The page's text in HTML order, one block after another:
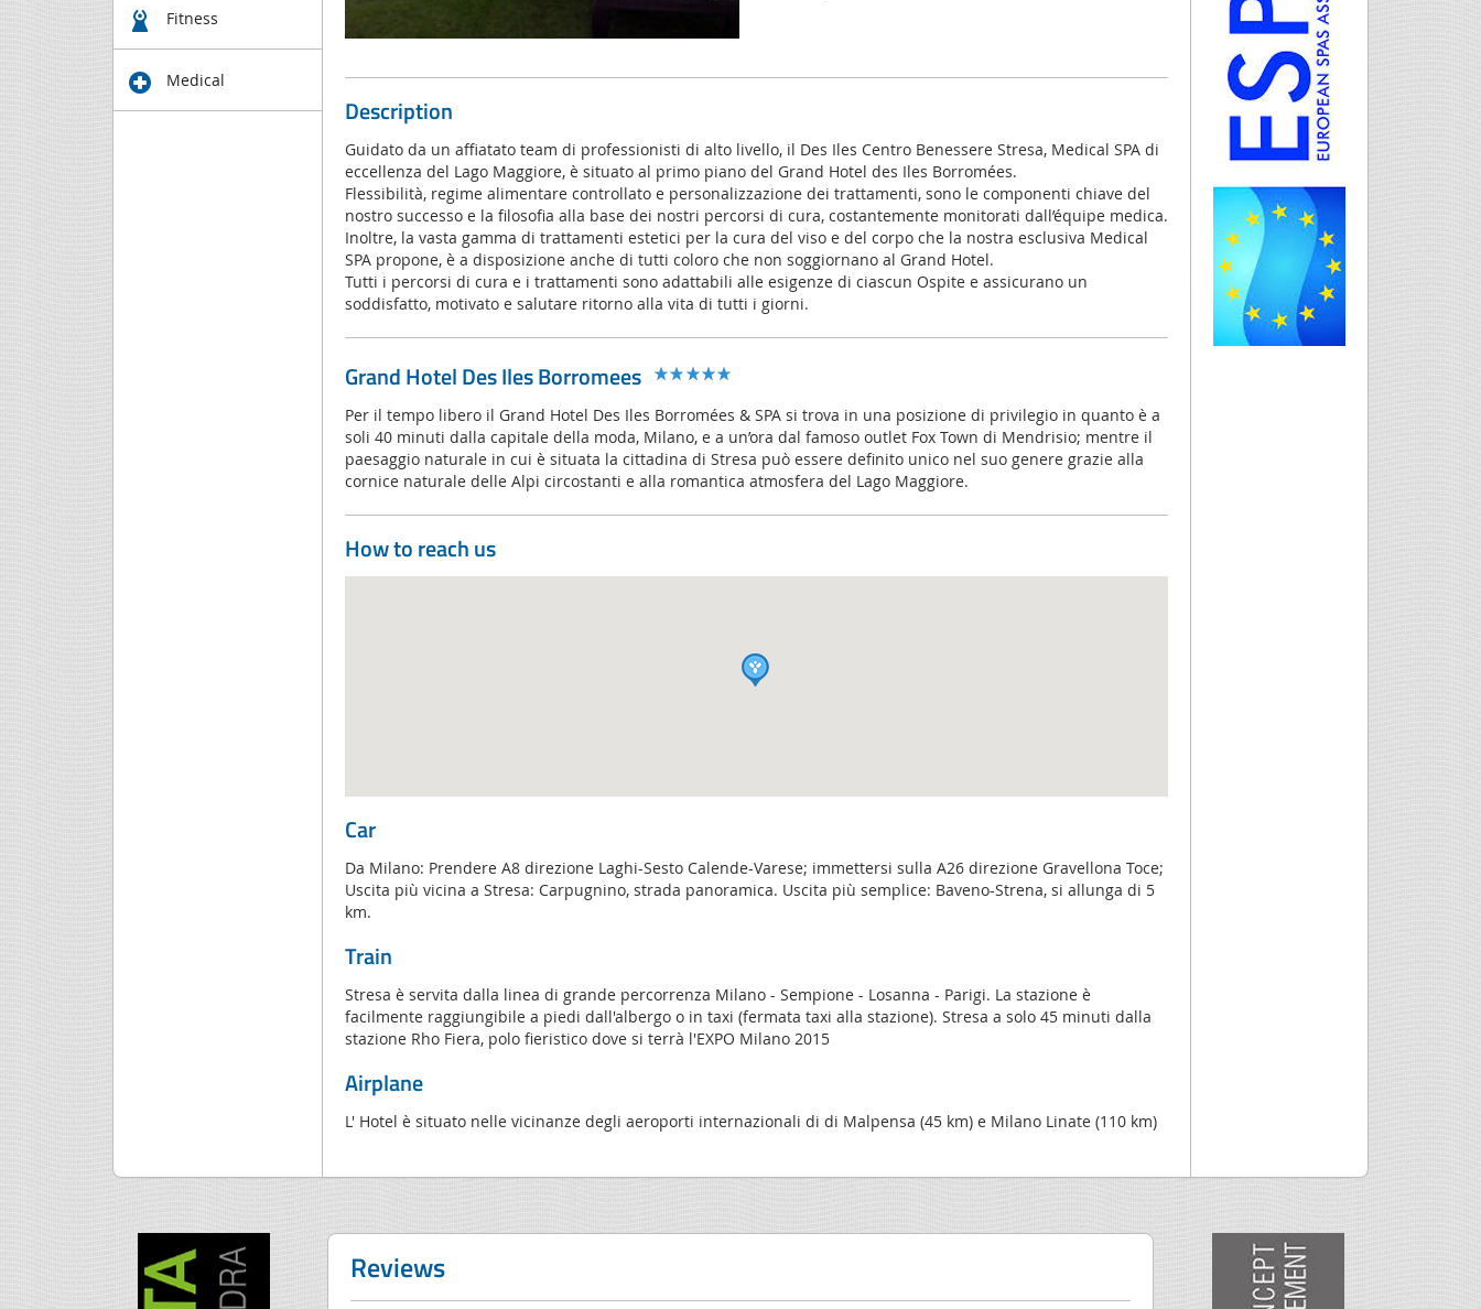
Fitness
Medical
Description
Guidato da un affiatato team di professionisti di alto livello, il Des Iles Centro Benessere Stresa, Medical SPA di
eccellenza del Lago Maggiore, è situato al primo piano del Grand Hotel des Iles Borromées.
Flessibilità, regime alimentare controllato e personalizzazione dei trattamenti, sono le componenti chiave del
nostro successo e la filosofia alla base dei nostri percorsi di cura, costantemente monitorati dall’équipe medica.
Inoltre, la vasta gamma di trattamenti estetici per la cura del viso e del corpo che la nostra esclusiva Medical
SPA propone, è a disposizione anche di tutti coloro che non soggiornano al Grand Hotel.
Tutti i percorsi di cura e i trattamenti sono adattabili alle esigenze di ciascun Ospite e assicurano un
soddisfatto, motivato e salutare ritorno alla vita di tutti i giorni.
Grand Hotel Des Iles Borromees
Per il tempo libero il Grand Hotel Des Iles Borromées & SPA si trova in una posizione di privilegio in quanto è a
soli 40 minuti dalla capitale della moda, Milano, e a un’ora dal famoso outlet Fox Town di Mendrisio; mentre il
paesaggio naturale in cui è situata la cittadina di Stresa può essere definito unico nel suo genere grazie alla
cornice naturale delle Alpi circostanti e alla romantica atmosfera del Lago Maggiore.
How to reach us
Car
Da Milano: Prendere A8 direzione Laghi-Sesto Calende-Varese; immettersi sulla A26 direzione Gravellona Toce;
Uscita più vicina a Stresa: Carpugnino, strada panoramica. Uscita più semplice: Baveno-Strena, si allunga di 5
km.
Train
Stresa è servita dalla linea di grande percorrenza Milano - Sempione - Losanna - Parigi. La stazione è
facilmente raggiungibile a piedi dall'albergo o in taxi (fermata taxi alla stazione). Stresa a solo 45 minuti dalla
stazione Rho Fiera, polo fieristico dove si terrà l'EXPO Milano 2015
Airplane
L' Hotel è situato nelle vicinanze degli aeroporti internazionali di di Malpensa (45 km) e Milano Linate (110 km)
Reviews